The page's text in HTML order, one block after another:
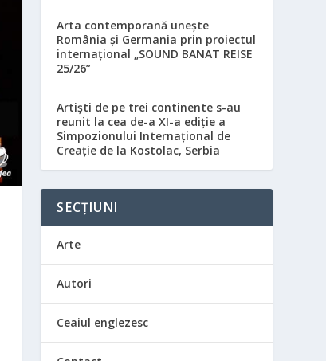
Arta contemporană unește
România și Germania prin proiectul
internațional „SOUND BANAT REISE
25/26”
Artiști de pe trei continente s-au
reunit la cea de-a XI-a ediție a
Simpozionului Internațional de
Creație de la Kostolac, Serbia
SECȚIUNI
Arte
Autori
Ceaiul englezesc